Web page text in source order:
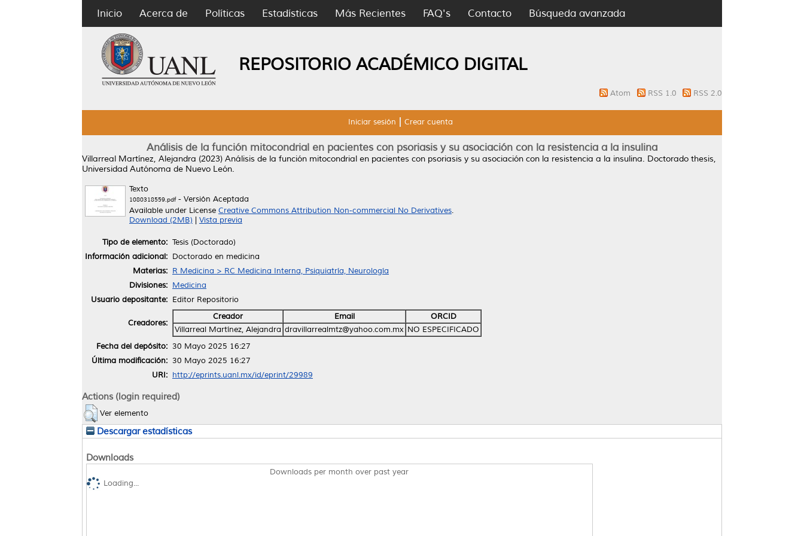
Inicio Acerca de Políticas Estadísticas Más Recientes FAQ's Contacto Búsqueda avanzada
REPOSITORIO ACADÉMICO DIGITAL
Atom RSS 1.0 RSS 2.0
Iniciar sesión Crear cuenta
Análisis de la función mitocondrial en pacientes con psoriasis y su asociación con la resistencia a la insulina
Villarreal Martínez, Alejandra (2023) Análisis de la función mitocondrial en pacientes con psoriasis y su asociación con la resistencia a la insulina. Doctorado thesis,
Universidad Autónoma de Nuevo León.
Texto
1080318559.pdf- Versión Aceptada
Available under License Creative Commons Attribution Non-commercial No Derivatives.
Download (2MB)
Vista previa
Tipo de elemento: Tesis (Doctorado)
Información adicional: Doctorado en medicina
Materias: R Medicina > RC Medicina Interna, Psiquiatría, Neurología
Divisiones: Medicina
Usuario depositante: Editor Repositorio
Creadores:
Creador Email
ORCID
Villarreal Martínez, Alejandra dravillarrealmtz@yahoo.com.mx NO ESPECIFICADO
Fecha del depósito: 30 Mayo 2025 16:27
Última modificación: 30 Mayo 2025 16:27
URI: http://eprints.uanl.mx/id/eprint/29989
Actions (login required)
Ver elemento
Descargar estadísticas
Downloads
Downloads per month over past year
Loading...